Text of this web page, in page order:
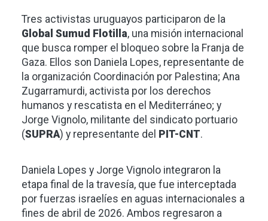
Tres activistas uruguayos participaron de la
Global Sumud Flotilla, una misión internacional
que busca romper el bloqueo sobre la Franja de
Gaza. Ellos son Daniela Lopes, representante de
la organización Coordinación por Palestina; Ana
Zugarramurdi, activista por los derechos
humanos y rescatista en el Mediterráneo; y
Jorge Vignolo, militante del sindicato portuario
(SUPRA) y representante del PIT-CNT.
Daniela Lopes y Jorge Vignolo integraron la
etapa final de la travesía, que fue interceptada
por fuerzas israelíes en aguas internacionales a
fines de abril de 2026. Ambos regresaron a